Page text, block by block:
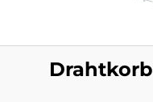
Drahtkorb